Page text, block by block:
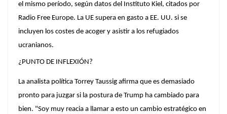
el mismo período, según datos del Instituto Kiel, citados por
Radio Free Europe. La UE supera en gasto a EE. UU. si se
incluyen los costes de acoger y asistir a los refugiados
ucranianos.
¿PUNTO DE INFLEXIÓN?
La analista política Torrey Taussig afirma que es demasiado
pronto para juzgar si la postura de Trump ha cambiado para
bien. "Soy muy reacia a llamar a esto un cambio estratégico en